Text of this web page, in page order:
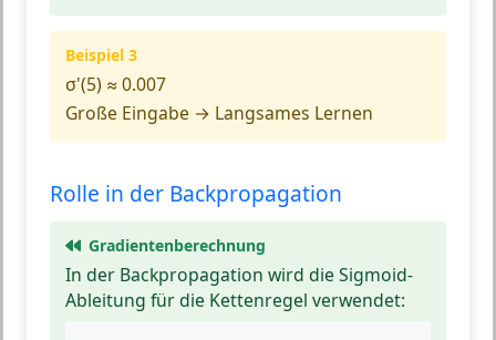
Beispiel 3
σ'(5) ≈ 0.007
Große Eingabe → Langsames Lernen
Rolle in der Backpropagation
Gradientenberechnung
In der Backpropagation wird die Sigmoid-
Ableitung für die Kettenregel verwendet: